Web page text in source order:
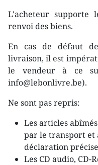
L'acheteur supporte
renvoi des biens.
En cas de défaut
livraison, il est
le vendeur à ce
info@lebonlivre.be).
Ne sont pas repris:
Les articles
par le transport et
déclaration
Les CD audio, CD-